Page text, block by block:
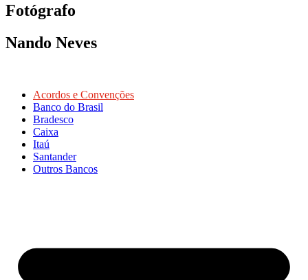
Fotógrafo
Nando Neves
Acordos e Convenções
Banco do Brasil
Bradesco
Caixa
Itaú
Santander
Outros Bancos